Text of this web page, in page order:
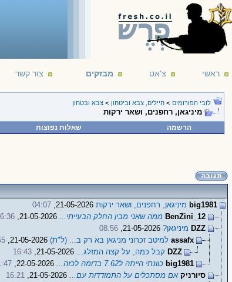
ראשי צ'אט מבזקים צור קשר●●●
לובי הפורומים > חיילים, צבא וביטחון > צבא ובטחון
מיניגאן, רחפנים, ושאר ירקות
הרשמה שאלות נפוצות
big1981 מיניגאן, רחפנים, ושאר ירקות21-05-2026,
04:07
BenZini_12 ממה שאני מבין החלק הבעייתי...21-05-2026,
DZZ מיניגאן?21-05-2026,
08:56
assafx למיטב זכרוני מניגאן בא רק ב... (ל"ת)21-05-2026,
DZZ קבל כמה, על קצה המזלג...
16:43
big1981 כוונתי הייתה ל7.62 בדומה לכזה... 22-05-2026,
סיורניק אם מסתכלים על התמודדות עם...21-05-2026,
16:21